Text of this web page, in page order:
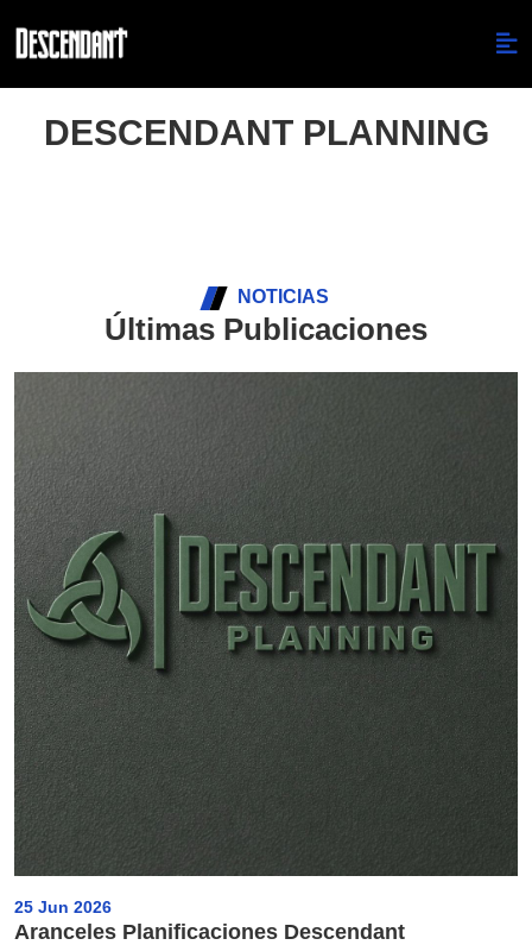
DESCENDANT PLANNING
NOTICIAS
Últimas Publicaciones
25 Jun 2026
Aranceles Planificaciones Descendant